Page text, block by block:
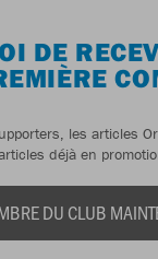
DE
les articles
déjà en
DU CLUB